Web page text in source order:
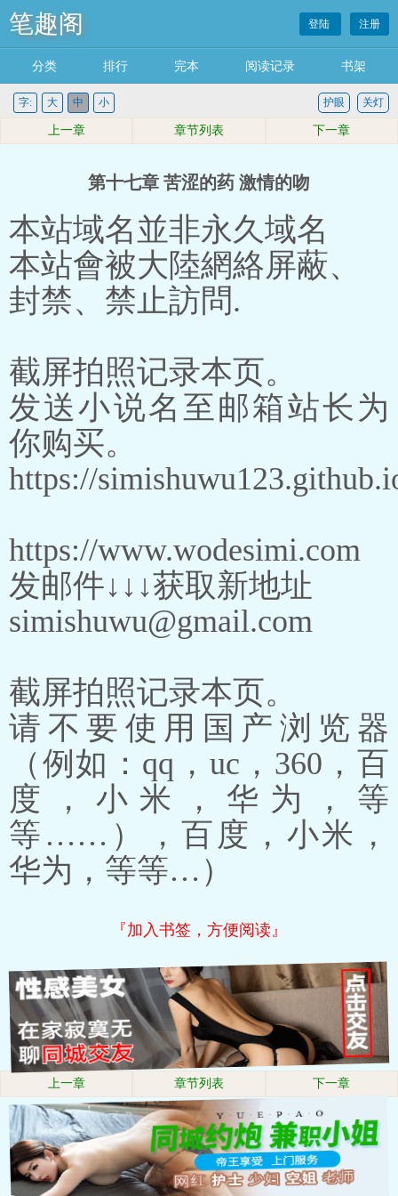
笔趣阁 登陆 注册
分类 排行 完本 阅读记录 书架
字: 大 中 小 关灯
护眼
上一章 章节列表 下一章
第十七章 苦涩的药 激情的吻
本站域名並非永久域名
本站會被大陸網絡屏蔽、
封禁、禁止訪問.
截屏拍照记录本页。
发送小说名至邮箱站长为
你购买。
https://
https://www.wodesimi.com
发邮件↓↓↓获取新地址
simishuwu@gmail.com
截屏拍照记录本页。
请不要使用国产浏览器
（例如：qq，uc，360，百
度，小米，华为，等
等……），百度，小米，
华为，等等…）
『加入书签，方便阅读』
上一章 章节列表 下一章